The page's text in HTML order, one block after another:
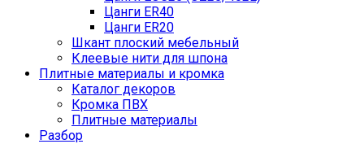
Цанги ER40
Цанги ER20
Шкант плоский мебельный
Клеевые нити для шпона
Плитные материалы и кромка
Каталог декоров
Кромка ПВХ
Плитные материалы
Разбор